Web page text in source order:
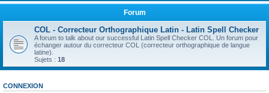
Forum
COL - Correcteur Orthographique Latin - Latin Spell Checker
A forum to talk about our successful Latin Spell Checker COL. Un forum pour
échanger autour du correcteur COL (correcteur orthographique de langue
latine).
Sujets : 18
CONNEXION